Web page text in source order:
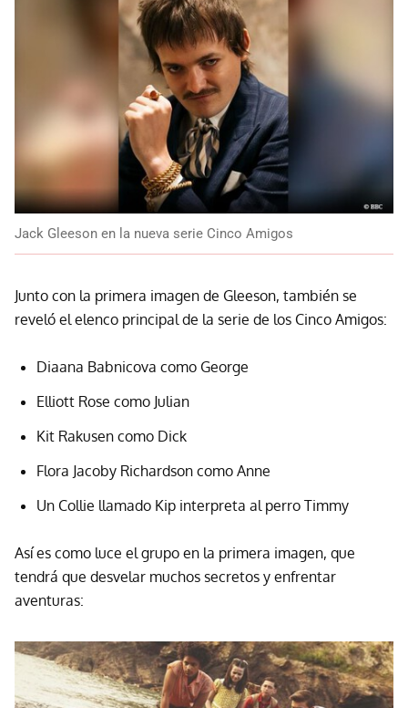
Jack Gleeson en la nueva serie Cinco Amigos
Junto con la primera imagen de Gleeson, también se
reveló el elenco principal de la serie de los Cinco Amigos:
Diaana Babnicova como George
Elliott Rose como Julian
Kit Rakusen como Dick
Flora Jacoby Richardson como Anne
Un Collie llamado Kip interpreta al perro Timmy
Así es como luce el grupo en la primera imagen, que
tendrá que desvelar muchos secretos y enfrentar
aventuras: